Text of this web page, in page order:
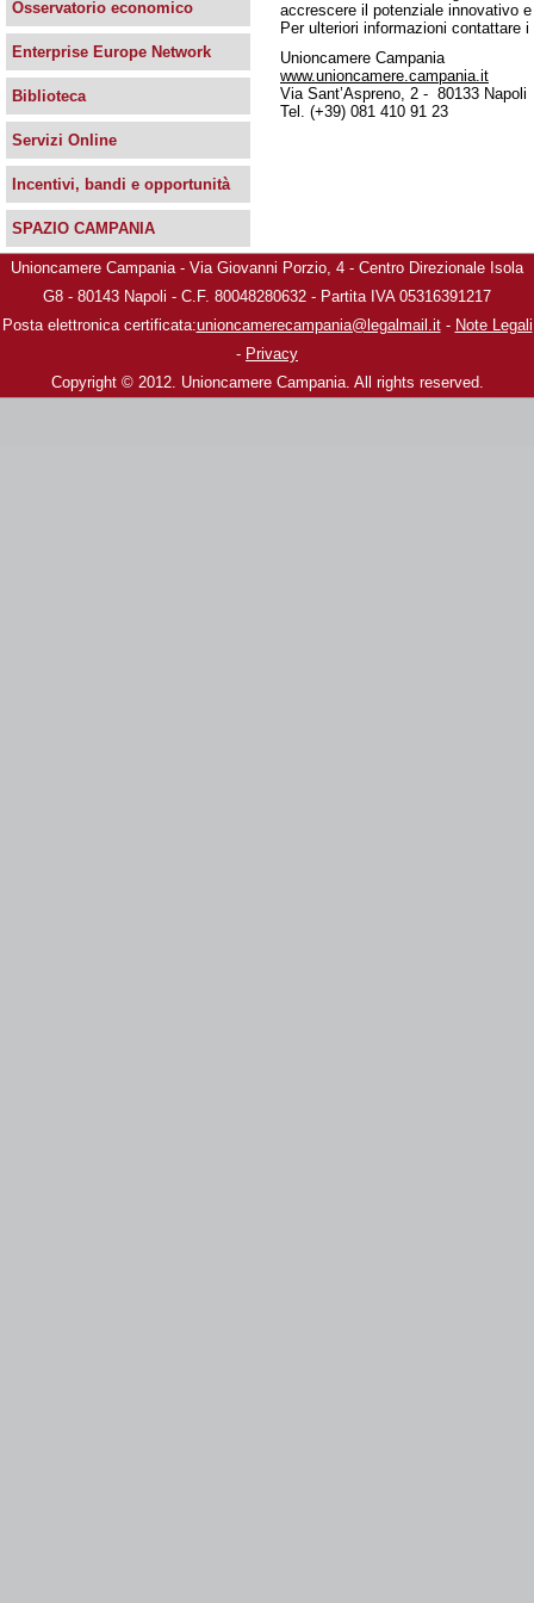
accrescere il potenziale innovativo
Per ulteriori informazioni contattare
Unioncamere Campania
www.unioncamere.campania.it
Via Sant’Aspreno, 2 - 80133 Napoli
Tel. (+39) 081 410 91 23
Osservatorio economico
Enterprise Europe Network
Biblioteca
Servizi Online
Incentivi, bandi e opportunità
SPAZIO CAMPANIA
Unioncamere Campania - Via Giovanni Porzio, 4 - Centro Direzionale Isola
G8 - 80143 Napoli - C.F. 80048280632 - Partita IVA 05316391217
Posta elettronica certificata:unioncamerecampania@legalmail.it- Note Legali
- Privacy
Copyright © 2012. Unioncamere Campania. All rights reserved.